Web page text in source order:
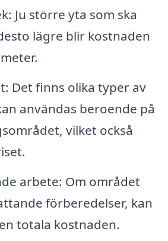
Ju större yta som ska
lägre blir kostnaden
Det finns olika typer av
användas beroende på
vilket också
arbete: Om området
förberedelser, kan
totala kostnaden.